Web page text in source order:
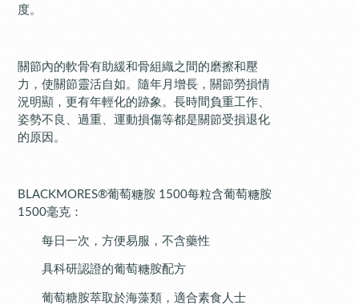
度。
關節內的軟骨有助緩和骨組織之間的磨擦和壓
力，使關節靈活自如。隨年月增長，關節勞損情
況明顯，更有年輕化的跡象。長時間負重工作、
姿勢不良、過重、運動損傷等都是關節受損退化
的原因。
BLACKMORES®葡萄糖胺 1500每粒含葡萄糖胺
1500毫克：
每日一次，方便易服，不含藥性
具科研認證的葡萄糖胺配方
葡萄糖胺萃取於海藻類，適合素食人士